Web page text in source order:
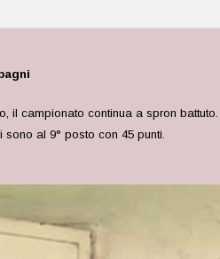
il campionato continua a spron
sono al 9° posto con 45 punti.